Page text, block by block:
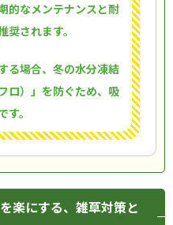
的なメンテナンスと耐
されます。
る場合、冬の水分凍結
ロ）」を防ぐため、吸
。
楽にする、雑草対策と